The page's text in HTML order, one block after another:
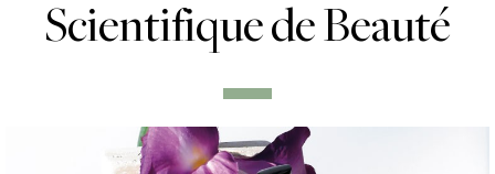
Scientifique de Beauté